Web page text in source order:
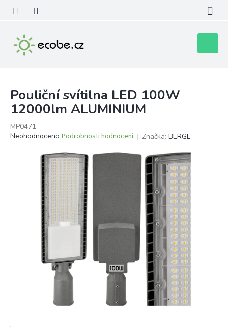
obsah
košík
Pouliční svítilna LED 100W
12000lm ALUMINIUM
MP0471
Průměrné
Neohodnoceno Podrobnosti hodnocení Značka: BERGE